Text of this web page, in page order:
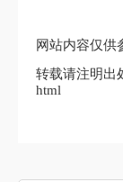
网站内容仅供
转载请注明出
html